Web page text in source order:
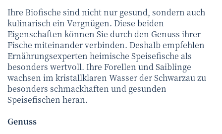
Ihre Biofische sind nicht nur gesund, sondern auch
kulinarisch ein Vergnügen. Diese beiden
Eigenschaften können Sie durch den Genuss ihrer
Fische miteinander verbinden. Deshalb empfehlen
Ernährungsexperten heimische Speisefische als
besonders wertvoll. Ihre Forellen und Saiblinge
wachsen im kristallklaren Wasser der Schwarzau zu
besonders schmackhaften und gesunden
Speisefischen heran.
Genuss